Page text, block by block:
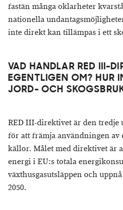
fastän många oklarheter
nationella
inte direkt kan tillämpas i ett
VAD HANDLAR RED III-
EGENTLIGEN OM? HUR
JORD- OCH
RED III-direktivet är den tredje
för att främja användningen
källor. Målet med direktivet är
energi i EU:s totala
växthusgasutsläppen och
2050.